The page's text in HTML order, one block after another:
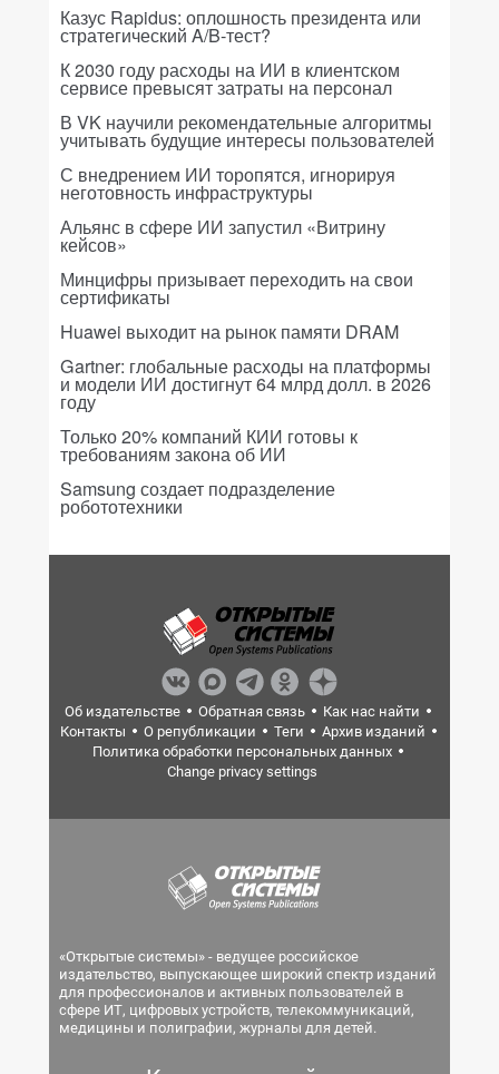
Казус Rapidus: оплошность президента или
стратегический A/B-тест?
К 2030 году расходы на ИИ в клиентском
сервисе превысят затраты на персонал
В VK научили рекомендательные алгоритмы
учитывать будущие интересы пользователей
С внедрением ИИ торопятся, игнорируя
неготовность инфраструктуры
Альянс в сфере ИИ запустил «Витрину
кейсов»
Минцифры призывает переходить на свои
сертификаты
Huawei выходит на рынок памяти DRAM
Gartner: глобальные расходы на платформы
и модели ИИ достигнут 64 млрд долл. в 2026
году
Только 20% компаний КИИ готовы к
требованиям закона об ИИ
Samsung создает подразделение
робототехники
Об издательстве Обратная связь
Как нас найти
Контакты
О републикации Теги
Архив изданий
Политика обработки персональных данных
Change privacy settings
«Открытые системы» - ведущее российское
издательство, выпускающее широкий спектр изданий
для профессионалов и активных пользователей в
сфере ИТ, цифровых устройств, телекоммуникаций,
медицины и полиграфии, журналы для детей.